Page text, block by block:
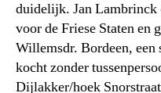
duidelijk. Jan Lambrinck
voor de Friese Staten en
Willemsdr. Bordeen,
kocht zonder
Dijlakker/hoek